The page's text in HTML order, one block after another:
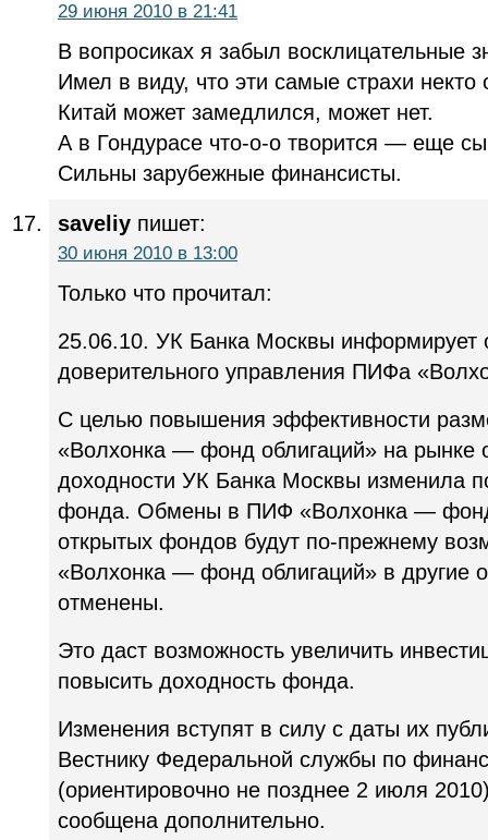
29 июня 2010 в 21:41
В вопросиках я забыл восклицательные
Имел в виду, что эти самые страхи некто
Китай может замедлился, может нет.
А в Гондурасе что-о-о творится — еще
Сильны зарубежные финансисты.
saveliy пишет:
30 июня 2010 в 13:00
Только что прочитал:
25.06.10. УК Банка Москвы информирует
доверительного управления ПИФа
С целью повышения эффективности
«Волхонка — фонд облигаций» на рынке
доходности УК Банка Москвы изменила
фонда. Обмены в ПИФ «Волхонка — фонд
открытых фондов будут по-прежнему
«Волхонка — фонд облигаций» в другие
отменены.
Это даст возможность увеличить
повысить доходность фонда.
Изменения вступят в силу с даты их
Вестнику Федеральной службы по
(ориентировочно не позднее 2 июля
сообщена дополнительно.